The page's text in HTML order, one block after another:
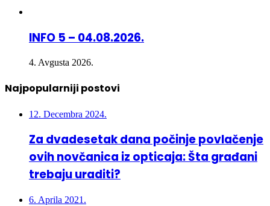
INFO 5 – 04.08.2026.
4. Avgusta 2026.
Najpopularniji postovi
12. Decembra 2024.
Za dvadesetak dana počinje povlačenje
ovih novčanica iz opticaja: Šta građani
trebaju uraditi?
6. Aprila 2021.